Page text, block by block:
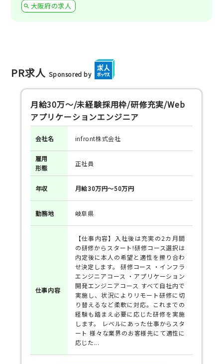
大阪府の求人
PR求人 Sponsored by
月給30万～/未経験採用枠/研修充実/Web
アプリケーションエンジニア
会社名 infront株式会社
雇用
形態
正社員
年収 月給30万円～50万円
勤務地 岐阜県
仕事内容
【仕事内容】入社後は充実の2カ月間
の研修からスタート!研修コース選択は
内定後に本人の希望と適性を擦り合わ
せ決定します。 研修コース ・インフラ
エンジニアコース ・アプリケーション
開発エンジニアコース すべて自社内で
実施し、状況によりリモート研修に切
り替えるなど柔軟に対応。これまでの
経験も踏まえ必要に応じた研修を実施
します。 レベルにあった仕事からスタ
ート 様々な業界のお客様先にて適性に
応じた...